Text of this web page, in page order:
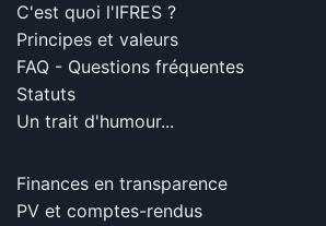
C'est quoi l'IFRES ?
Principes et valeurs
FAQ - Questions fréquentes
Statuts
Un trait d'humour...
Finances en transparence
PV et comptes-rendus